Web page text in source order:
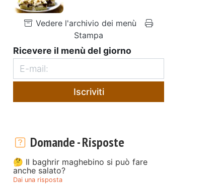
Vedere l'archivio dei menù
Stampa
Ricevere il menù del giorno
Iscriviti
Domande - Risposte
🤔 Il baghrir maghebino si può fare
anche salato?
Dai una risposta